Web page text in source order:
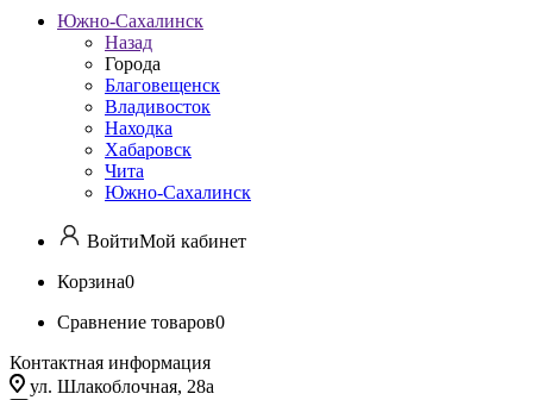
Южно-Сахалинск
Назад
Города
Благовещенск
Владивосток
Находка
Хабаровск
Чита
Южно-Сахалинск
ВойтиМой кабинет
Корзина0
Сравнение товаров0
Контактная информация
ул. Шлакоблочная, 28а